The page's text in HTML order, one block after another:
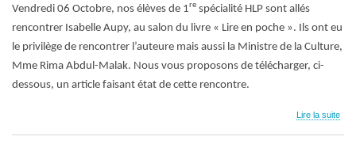
Vendredi 06 Octobre, nos élèves de 1re spécialité HLP sont allés
rencontrer Isabelle Aupy, au salon du livre « Lire en poche ». Ils ont eu
le privilège de rencontrer l’auteure mais aussi la Ministre de la Culture,
Mme Rima Abdul-Malak. Nous vous proposons de télécharger, ci-
dessous, un article faisant état de cette rencontre.
Lire la suite